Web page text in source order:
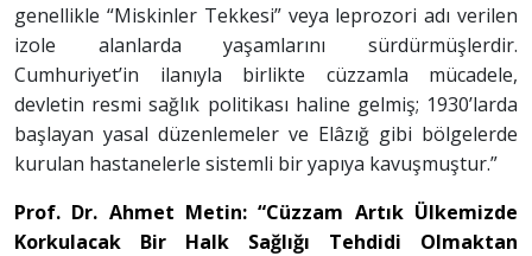
genellikle “Miskinler Tekkesi” veya leprozori adı verilen
izole alanlarda yaşamlarını sürdürmüşlerdir.
Cumhuriyet’in ilanıyla birlikte cüzzamla mücadele,
devletin resmi sağlık politikası haline gelmiş; 1930’larda
başlayan yasal düzenlemeler ve Elâzığ gibi bölgelerde
kurulan hastanelerle sistemli bir yapıya kavuşmuştur.”
Prof. Dr. Ahmet Metin: “Cüzzam Artık Ülkemizde
Korkulacak Bir Halk Sağlığı Tehdidi Olmaktan